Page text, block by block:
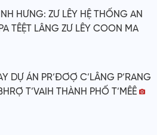
HƯNG: ZƯ LÊY HỆ THỐNG AN
TÊỆT LÂNG ZƯ LÊY COON MA
DỰ ÁN PR’ĐƠỢ C’LÂNG P’RANG
T’VAIH THÀNH PHỐ T’MÊÊ